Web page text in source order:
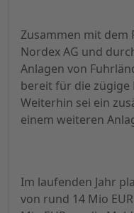
Zusammen mit dem
Nordex AG und
Anlagen von
bereit für die zügige
Weiterhin sei ein
einem weiteren
Im laufenden Jahr
von rund 14 Mio